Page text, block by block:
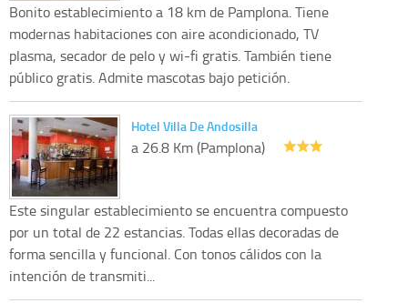
Bonito establecimiento a 18 km de Pamplona. Tiene
modernas habitaciones con aire acondicionado, TV
plasma, secador de pelo y wi-fi gratis. También tiene
público gratis. Admite mascotas bajo petición.
Hotel Villa De Andosilla
a 26.8 Km (Pamplona)
Este singular establecimiento se encuentra compuesto
por un total de 22 estancias. Todas ellas decoradas de
forma sencilla y funcional. Con tonos cálidos con la
intención de transmiti...